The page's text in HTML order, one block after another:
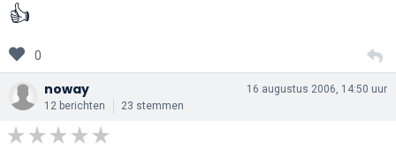
👍
0
noway
12 berichten 23 stemmen
16 augustus 2006, 14:50 uur